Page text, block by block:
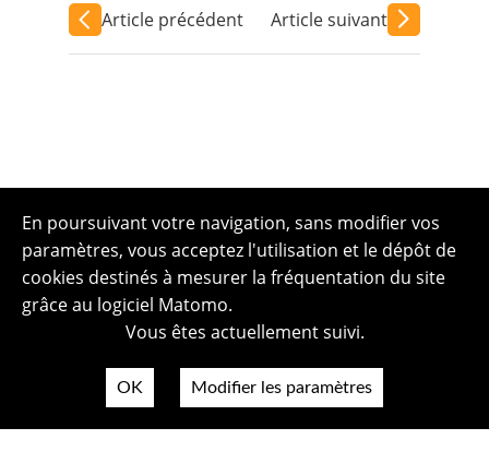
Article précédent Article suivant
En poursuivant votre navigation, sans modifier vos
paramètres, vous acceptez l'utilisation et le dépôt de
cookies destinés à mesurer la fréquentation du site
grâce au logiciel Matomo.
Vous êtes actuellement suivi.
OK Modifier les paramètres